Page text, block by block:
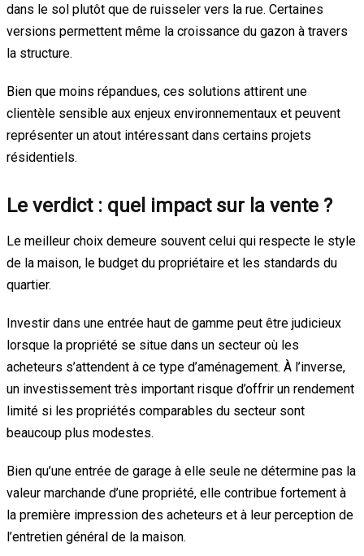
dans le sol plutôt que de ruisseler vers la rue. Certaines
versions permettent même la croissance du gazon à travers
la structure.
Bien que moins répandues, ces solutions attirent une
clientèle sensible aux enjeux environnementaux et peuvent
représenter un atout intéressant dans certains projets
résidentiels.
Le verdict : quel impact sur la vente ?
Le meilleur choix demeure souvent celui qui respecte le style
de la maison, le budget du propriétaire et les standards du
quartier.
Investir dans une entrée haut de gamme peut être judicieux
lorsque la propriété se situe dans un secteur où les
acheteurs s’attendent à ce type d’aménagement. À l’inverse,
un investissement très important risque d’offrir un rendement
limité si les propriétés comparables du secteur sont
beaucoup plus modestes.
Bien qu’une entrée de garage à elle seule ne détermine pas la
valeur marchande d’une propriété, elle contribue fortement à
la première impression des acheteurs et à leur perception de
l’entretien général de la maison.